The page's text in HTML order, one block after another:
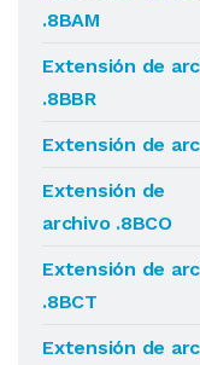
.8BAM
Extensión de
.8BBR
Extensión de
Extensión de
archivo .8BCO
Extensión de
.8BCT
Extensión de